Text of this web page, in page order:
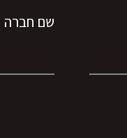
שם חברה